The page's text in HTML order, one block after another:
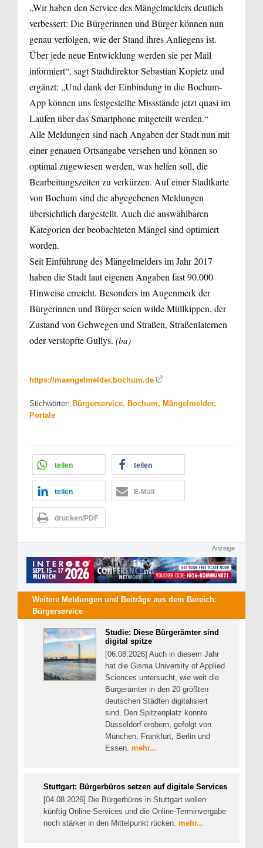
„Wir haben den Service des Mängelmelders deutlich
verbessert: Die Bürgerinnen und Bürger können nun
genau verfolgen, wie der Stand ihres Anliegens ist.
Über jede neue Entwicklung werden sie per Mail
informiert“, sagt Stadtdirektor Sebastian Kopietz und
ergänzt: „Und dank der Einbindung in die Bochum-
App können uns festgestellte Missstände jetzt quasi im
Laufen über das Smartphone mitgeteilt werden.“
Alle Meldungen sind nach Angaben der Stadt nun mit
einer genauen Ortsangabe versehen und können so
optimal zugewiesen werden, was helfen soll, die
Bearbeitungszeiten zu verkürzen. Auf einer Stadtkarte
von Bochum sind die abgegebenen Meldungen
übersichtlich dargestellt. Auch die auswählbaren
Kategorien der beobachteten Mängel sind optimiert
worden.
Seit Einführung des Mängelmelders im Jahr 2017
haben die Stadt laut eigenen Angaben fast 90.000
Hinweise erreicht. Besonders im Augenmerk der
Bürgerinnen und Bürger seien wilde Müllkippen, der
Zustand von Gehwegen und Straßen, Straßenlaternen
oder verstopfte Gullys. (ba)
https://maengelmelder.bochum.de
Stichwörter: Bürgerservice Bochum, Mängelmelder,
Portale
teilen teilen
teilen E-Mail
drucken/PDF
Anzeige
Weitere Meldungen und Beiträge aus dem Bereich:
Bürgerservice
Studie: Diese Bürgerämter sind
digital spitze
[06.08.2026] Auch in diesem Jahr
hat die Gisma University of Applied
Sciences untersucht, wie weit die
Bürgerämter in den 20 größten
deutschen Städten digitalisiert
sind. Den Spitzenplatz konnte
Düsseldorf erobern, gefolgt von
München, Frankfurt, Berlin und
Essen. mehr...
Stuttgart: Bürgerbüros setzen auf digitale Services
[04.08.2026] Die Bürgerbüros in Stuttgart wollen
künftig Online-Services und die Online-Terminvergabe
noch stärker in den Mittelpunkt rücken. mehr...